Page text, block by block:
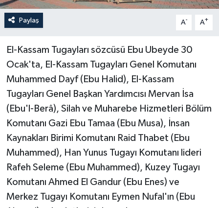
Paylaş A- A+
El-Kassam Tugayları sözcüsü Ebu Ubeyde 30
Ocak'ta, El-Kassam Tugayları Genel Komutanı
Muhammed Dayf (Ebu Halid), El-Kassam
Tugayları Genel Başkan Yardımcısı Mervan İsa
(Ebu'l-Berâ), Silah ve Muharebe Hizmetleri Bölüm
Komutanı Gazi Ebu Tamaa (Ebu Musa), İnsan
Kaynakları Birimi Komutanı Raid Thabet (Ebu
Muhammed), Han Yunus Tugayı Komutanı lideri
Rafeh Seleme (Ebu Muhammed), Kuzey Tugayı
Komutanı Ahmed El Gandur (Ebu Enes) ve
Merkez Tugayı Komutanı Eymen Nufal'ın (Ebu